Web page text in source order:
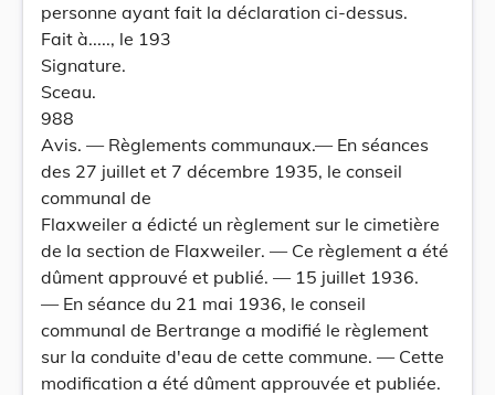
personne ayant fait la déclaration ci-dessus.
Fait à....., le 193
Signature.
Sceau.
988
Avis. — Règlements communaux.— En séances
des 27 juillet et 7 décembre 1935, le conseil
communal de
Flaxweiler a édicté un règlement sur le cimetière
de la section de Flaxweiler. — Ce règlement a été
dûment approuvé et publié. — 15 juillet 1936.
— En séance du 21 mai 1936, le conseil
communal de Bertrange a modifié le règlement
sur la conduite d'eau de cette commune. — Cette
modification a été dûment approuvée et publiée.